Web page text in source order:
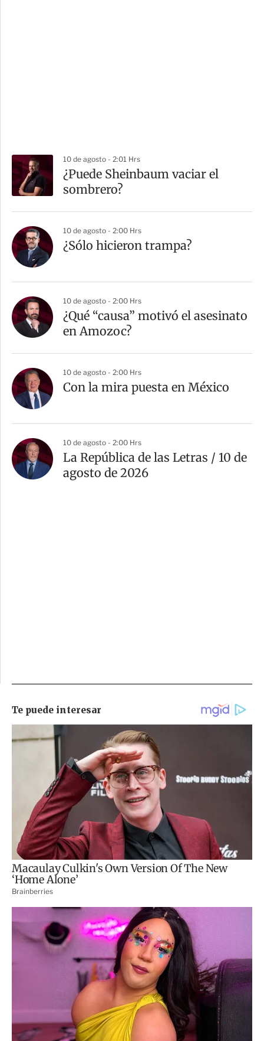
10 de agosto - 2:01 Hrs
¿Puede Sheinbaum vaciar el
sombrero?
10 de agosto - 2:00 Hrs
¿Sólo hicieron trampa?
10 de agosto - 2:00 Hrs
¿Qué “causa” motivó el asesinato
en Amozoc?
10 de agosto - 2:00 Hrs
Con la mira puesta en México
10 de agosto - 2:00 Hrs
La República de las Letras / 10 de
agosto de 2026